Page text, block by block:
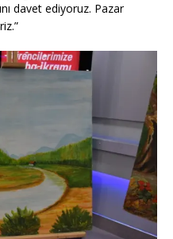
davet ediyoruz. Pazar